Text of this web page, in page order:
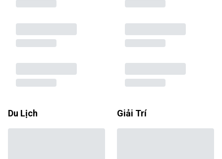
Du Lịch Giải Trí